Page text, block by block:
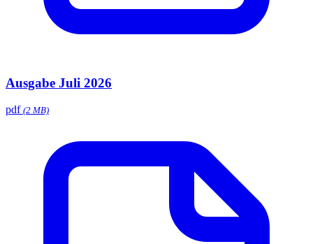
Ausgabe Juli 2026
pdf (2 MB)